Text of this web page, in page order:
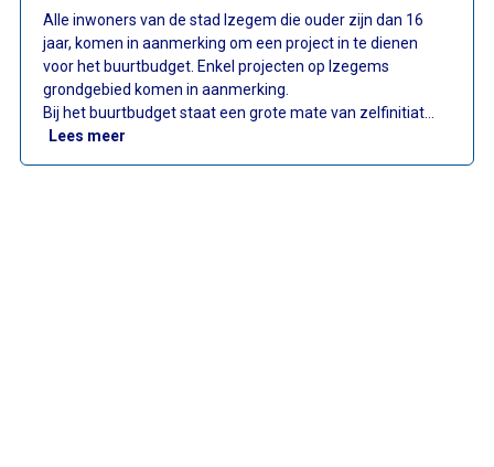
Alle inwoners van de stad Izegem die ouder zijn dan 16
jaar, komen in aanmerking om een project in te dienen
voor het buurtbudget. Enkel projecten op Izegems
grondgebied komen in aanmerking.
Bij het buurtbudget staat een grote mate van zelfinitiat…
Lees meer